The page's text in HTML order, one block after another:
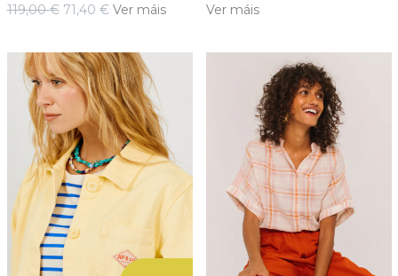
119,00 € 71,40 € Ver máis Ver máis